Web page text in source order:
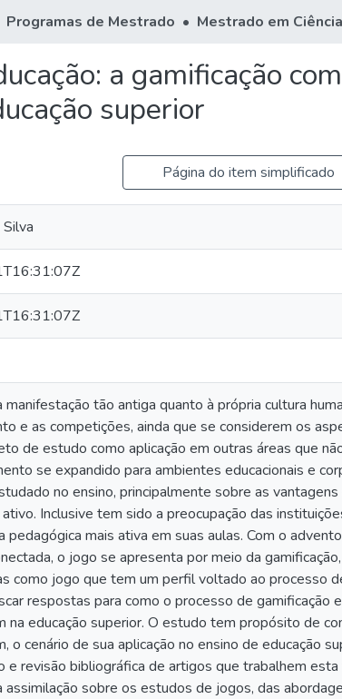
Programas de Mestrado
a gamificação
superior
Página do item simplificado
manifestação tão antiga quanto à própria cultura
e as competições, ainda que se considerem os
de estudo como aplicação em outras áreas que
se expandido para ambientes educacionais e
no ensino, principalmente sobre as
Inclusive tem sido a preocupação das
pedagógica mais ativa em suas aulas. Com o
o jogo se apresenta por meio da
como jogo que tem um perfil voltado ao processo
respostas para como o processo de
na educação superior. O estudo tem propósito de
o cenário de sua aplicação no ensino de educação
e revisão bibliográfica de artigos que trabalhem
assimilação sobre os estudos de jogos, das